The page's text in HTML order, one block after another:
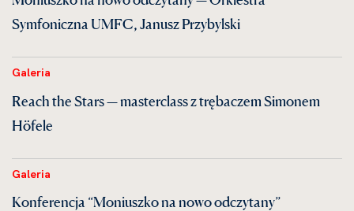
Symfoniczna UMFC, Janusz Przybylski
Galeria
Reach the Stars — masterclass z trębaczem Simonem
Höfele
Galeria
Konferencja “Moniuszko na nowo odczytany”